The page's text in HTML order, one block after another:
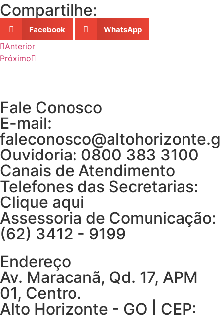
Compartilhe:
Facebook WhatsApp
Anterior
Próximo
Fale Conosco
E-mail:
Ouvidoria: 0800 383 3100
Canais de Atendimento
Telefones das Secretarias:
Clique aqui
Assessoria de Comunicação:
(62) 3412 - 9199
Endereço
Av. Maracanã, Qd. 17, APM
01, Centro.
Alto Horizonte - GO | CEP: